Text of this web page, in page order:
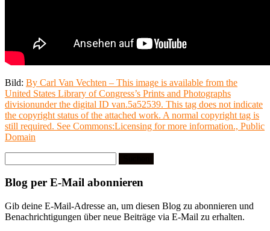
Bild: By Carl Van Vechten – This image is available from the
United States Library of Congress’s Prints and Photographs
divisionunder the digital ID van.5a52539. This tag does not indicate
the copyright status of the attached work. A normal copyright tag is
still required. See Commons:Licensing for more information., Public
Domain
nach:
Blog per E-Mail abonnieren
Gib deine E-Mail-Adresse an, um diesen Blog zu abonnieren und
Benachrichtigungen über neue Beiträge via E-Mail zu erhalten.